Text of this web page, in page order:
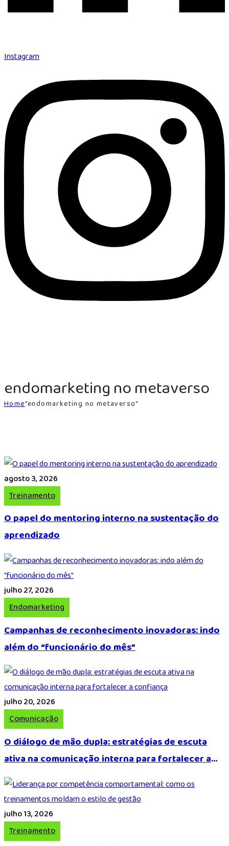
Instagram
endomarketing no metaverso
Home"endomarketing no metaverso"
agosto 3, 2026
Treinamento
O papel do mentoring interno na sustentação do
aprendizado
julho 27, 2026
Endomarketing
Campanhas de reconhecimento inovadoras: indo
além do “funcionário do mês”
julho 20, 2026
Comunicação
O diálogo de mão dupla: estratégias de escuta
ativa na comunicação interna para fortalecer a
confiança
julho 13, 2026
Treinamento